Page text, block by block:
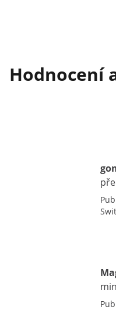
Hodnocení